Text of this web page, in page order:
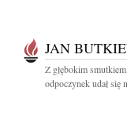
JAN
Z głębokim
odpoczynek udał się